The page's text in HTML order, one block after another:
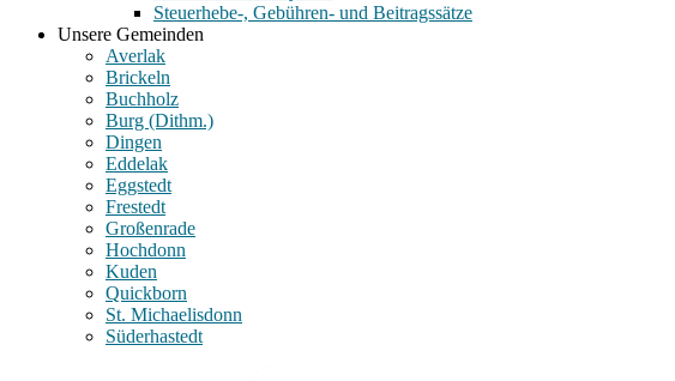
Steuerhebe-, Gebühren- und Beitragssätze
Unsere Gemeinden
Averlak
Brickeln
Buchholz
Burg (Dithm.)
Dingen
Eddelak
Eggstedt
Frestedt
Großenrade
Hochdonn
Kuden
Quickborn
St. Michaelisdonn
Süderhastedt